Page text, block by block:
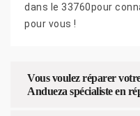
dans le 33760pour
pour vous !
Vous voulez réparer
Andueza spécialiste en